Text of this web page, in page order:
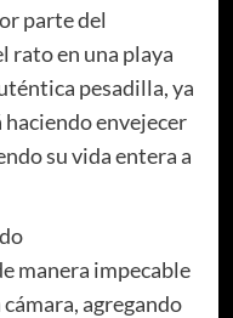
parte del
rato en una playa
pesadilla, ya
haciendo envejecer
su vida entera a
manera impecable
agregando